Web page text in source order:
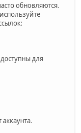
обновляются.
для